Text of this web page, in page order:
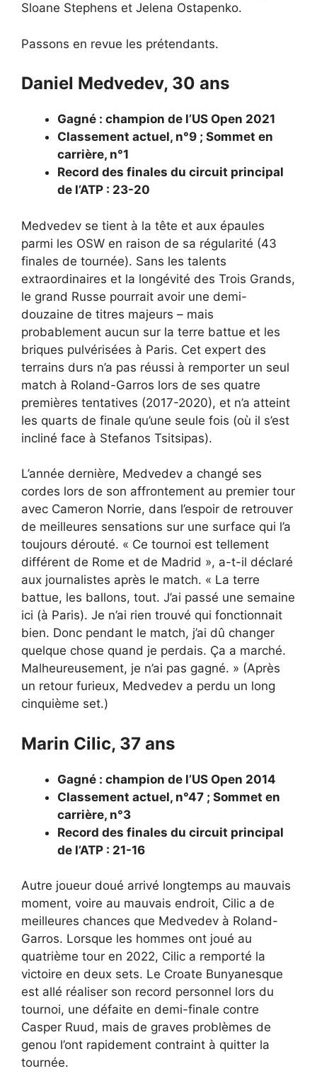
Sloane Stephens et Jelena Ostapenko.
Passons en revue les prétendants.
Daniel Medvedev, 30 ans
Gagné : champion de l’US Open 2021
Classement actuel, n°9 ; Sommet en
carrière, n°1
Record des finales du circuit principal
de l’ATP : 23-20
Medvedev se tient à la tête et aux épaules
parmi les OSW en raison de sa régularité (43
finales de tournée). Sans les talents
extraordinaires et la longévité des Trois Grands,
le grand Russe pourrait avoir une demi-
douzaine de titres majeurs – mais
probablement aucun sur la terre battue et les
briques pulvérisées à Paris. Cet expert des
terrains durs n’a pas réussi à remporter un seul
match à Roland-Garros lors de ses quatre
premières tentatives (2017-2020), et n’a atteint
les quarts de finale qu’une seule fois (où il s’est
incliné face à Stefanos Tsitsipas).
L’année dernière, Medvedev a changé ses
cordes lors de son affrontement au premier tour
avec Cameron Norrie, dans l’espoir de retrouver
de meilleures sensations sur une surface qui l’a
toujours dérouté. « Ce tournoi est tellement
différent de Rome et de Madrid », a-t-il déclaré
aux journalistes après le match. « La terre
battue, les ballons, tout. J’ai passé une semaine
ici (à Paris). Je n’ai rien trouvé qui fonctionnait
bien. Donc pendant le match, j’ai dû changer
quelque chose quand je perdais. Ça a marché.
Malheureusement, je n’ai pas gagné. » (Après
un retour furieux, Medvedev a perdu un long
cinquième set.)
Marin Cilic, 37 ans
Gagné : champion de l’US Open 2014
Classement actuel, n°47 ; Sommet en
carrière, n°3
Record des finales du circuit principal
de l’ATP : 21-16
Autre joueur doué arrivé longtemps au mauvais
moment, voire au mauvais endroit, Cilic a de
meilleures chances que Medvedev à Roland-
Garros. Lorsque les hommes ont joué au
quatrième tour en 2022, Cilic a remporté la
victoire en deux sets. Le Croate Bunyanesque
est allé réaliser son record personnel lors du
tournoi, une défaite en demi-finale contre
Casper Ruud, mais de graves problèmes de
genou l’ont rapidement contraint à quitter la
tournée.